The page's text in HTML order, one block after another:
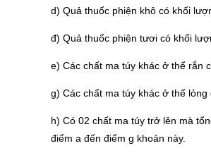
d) Quả thuốc phiện khô có khối
đ) Quả thuốc phiện tươi có khối
e) Các chất ma túy khác ở thể rắn
g) Các chất ma túy khác ở thể
h) Có 02 chất ma túy trở lên mà
điểm a đến điểm g khoản này.